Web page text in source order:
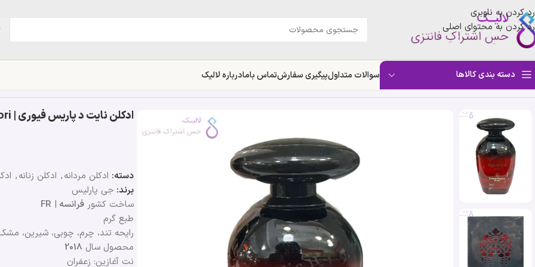
رد کردن به ناوبری
رد کردن به محتوای اصلی
دسته بندی کالاها سوالات متداولپیگیری سفارشتماس بامادرباره لالیک
خانه فروشگاه» ادکلن نایت د پاریس فیوری | Night De Paris Fiori
ادکلن نایت د پاریس فیوری | Night De Paris Fiori
دسته: ادکلن مردانه, ادکلن زنانه,
برند: جی پارلیس
ساخت کشور فرانسه |
FR
طبع گرم
رایحه تند، چرم، چوبی، شیرین،
محصول سال 2018
نت آغازین: زعفران